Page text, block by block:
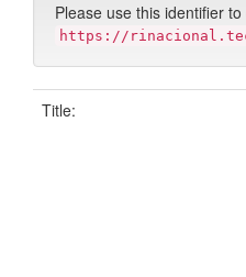
Please use this identifier
https://
Title: